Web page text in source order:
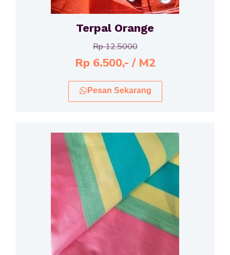
Terpal Orange
Rp 12.5000
Rp 6.500,- / M2
Pesan Sekarang